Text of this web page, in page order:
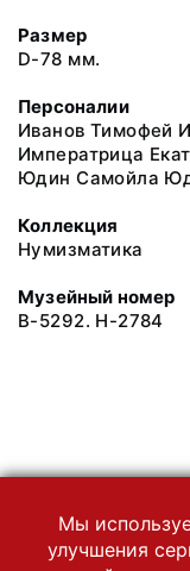
Размер
D-78 мм.
Персоналии
Иванов Тимофей
Императрица
Юдин Самойла
Коллекция
Нумизматика
Музейный номер
В-5292. Н-2784
Мы
улучшения